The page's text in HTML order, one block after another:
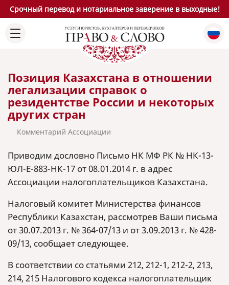
Срочный перевод и нотариальное заверение в выходные!
Позиция Казахстана в отношении
легализации справок о
резидентстве России и некоторых
других стран
Комментарий Ассоциации
Приводим дословно Письмо НК МФ РК № НК-13-
ЮЛ-Е-883-НК-17 от 08.01.2014 г. в адрес
Ассоциации налогоплательщиков Казахстана.
Налоговый комитет Министерства финансов
Республики Казахстан, рассмотрев Ваши письма
от 30.07.2013 г. № 364-07/13 и от 3.09.2013 г. № 428-
09/13, сообщает следующее.
В соответствии со статьями 212, 212-1, 212-2, 213,
214, 215 Налогового кодекса налогоплательщик